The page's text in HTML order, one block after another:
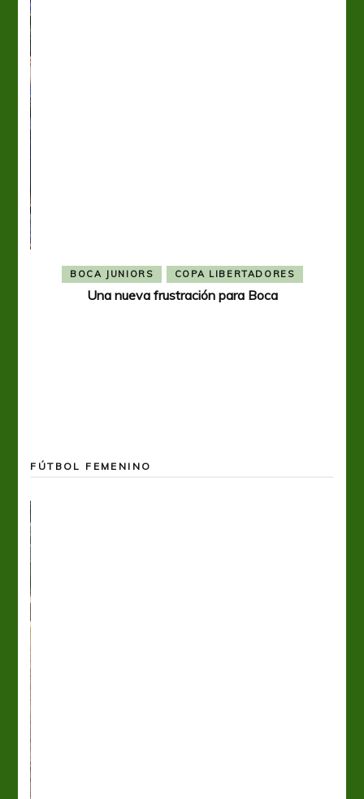
BOCA JUNIORS COPA LIBERTADORES
Una nueva frustración para Boca
FÚTBOL FEMENINO